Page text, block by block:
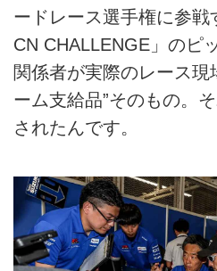
ードレース選手権に参戦
CN CHALLENGE」のピ
関係者が実際のレース現
ーム支給品”そのもの。
されたんです。